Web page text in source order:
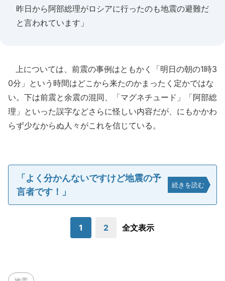
昨日から阿部総理がロシアに行ったのも地震の避難だ
と言われています」
上については、前震の事例はともかく「明日の朝の1時3
0分」という時間はどこから来たのかまったく定かではな
い。下は前震と余震の混同、「マグネチュード」「阿部総
理」といった誤字などさらに怪しい内容だが、にもかかわ
らず少なからぬ人々がこれを信じている。
「よく分かんないですけど地震の予
言者です！」
続きを読む
1 2 全文表示